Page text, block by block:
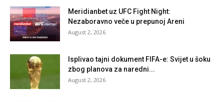
Meridianbet uz UFC Fight Night:
Nezaboravno veče u prepunoj Areni
August 2, 2026
Isplivao tajni dokument FIFA-e: Svijet u šoku
zbog planova za naredni...
August 2, 2026